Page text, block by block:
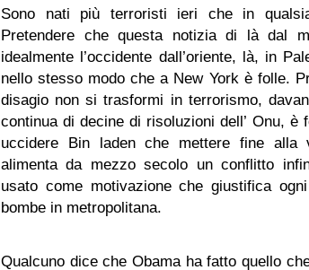
Sono nati più terroristi ieri che in
Pretendere che questa notizia di là dal
idealmente l’occidente dall’oriente, là, in
nello stesso modo che a New York è folle.
disagio non si trasformi in terrorismo,
continua di decine di risoluzioni dell’ Onu, è
uccidere Bin laden che mettere fine alla
alimenta da mezzo secolo un conflitto
usato come motivazione che giustifica
bombe in metropolitana.
Qualcuno dice che Obama ha fatto quello